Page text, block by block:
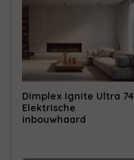
Dimplex Ignite Ultra 74
Elektrische
inbouwhaard